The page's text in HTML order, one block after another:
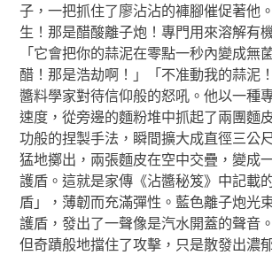
子，一把抓住了廖沾沾的褲腳催促著他
生！那是醋酸離子炮！專門用來溶解有
「它會把你的蒜泥在零點一秒內變成無
醋！那是浩劫啊！」「不准動我的蒜泥
醬料學家對待信仰般的怒吼。他以一種
速度，從旁邊的麵粉堆中抓起了兩團麵
功般的捏製手法，瞬間擴大成直徑三公
猛地擲出，兩張麵皮在空中交疊，變成
護盾。這就是家傳《沾醬秘笈》中記載
盾」，薄韌而充滿彈性。藍色離子炮光
護盾，發出了一聲像是汽水開蓋的聲音
但奇蹟般地擋住了攻擊，只是散發出濃